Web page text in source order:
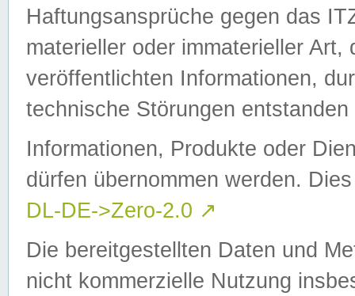
Haftungsansprüche gegen das
materieller oder immaterieller
veröffentlichten Informationen,
technische Störungen
Informationen, Produkte oder
dürfen übernommen werden.
DL-DE->Zero-2.0 ↗
Die bereitgestellten Daten und
nicht kommerzielle Nutzung